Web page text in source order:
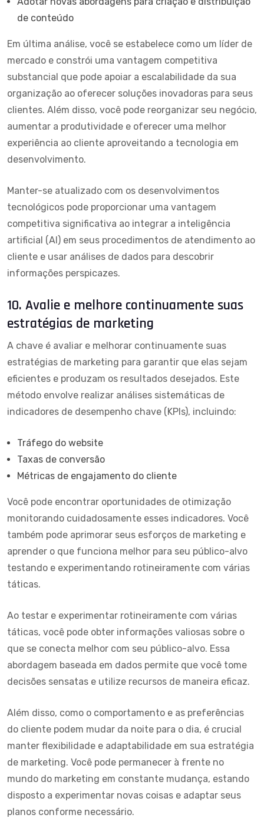
de conteúdo
Em última análise, você se estabelece como um líder de
mercado e constrói uma vantagem competitiva
substancial que pode apoiar a escalabilidade da sua
organização ao oferecer soluções inovadoras para seus
clientes. Além disso, você pode reorganizar seu negócio,
aumentar a produtividade e oferecer uma melhor
experiência ao cliente aproveitando a tecnologia em
desenvolvimento.
Manter-se atualizado com os desenvolvimentos
tecnológicos pode proporcionar uma vantagem
competitiva significativa ao integrar a inteligência
artificial (AI) em seus procedimentos de atendimento ao
cliente e usar análises de dados para descobrir
informações perspicazes.
10. Avalie e melhore continuamente suas
estratégias de marketing
A chave é avaliar e melhorar continuamente suas
estratégias de marketing para garantir que elas sejam
eficientes e produzam os resultados desejados. Este
método envolve realizar análises sistemáticas de
indicadores de desempenho chave (KPIs), incluindo:
Tráfego do website
Taxas de conversão
Métricas de engajamento do cliente
Você pode encontrar oportunidades de otimização
monitorando cuidadosamente esses indicadores. Você
também pode aprimorar seus esforços de marketing e
aprender o que funciona melhor para seu público-alvo
testando e experimentando rotineiramente com várias
táticas.
Ao testar e experimentar rotineiramente com várias
táticas, você pode obter informações valiosas sobre o
que se conecta melhor com seu público-alvo. Essa
abordagem baseada em dados permite que você tome
decisões sensatas e utilize recursos de maneira eficaz.
Além disso, como o comportamento e as preferências
do cliente podem mudar da noite para o dia, é crucial
manter flexibilidade e adaptabilidade em sua estratégia
de marketing. Você pode permanecer à frente no
mundo do marketing em constante mudança, estando
disposto a experimentar novas coisas e adaptar seus
planos conforme necessário.